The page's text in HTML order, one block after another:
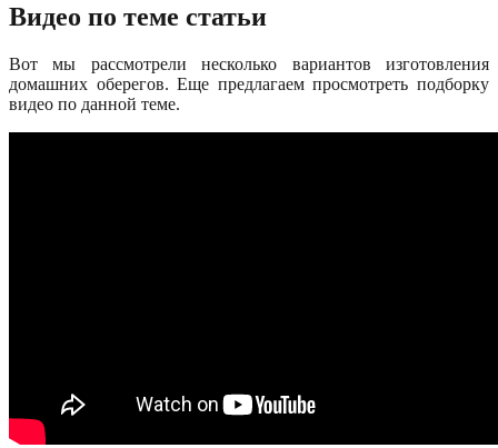
Видео по теме статьи
Вот мы рассмотрели несколько вариантов изготовления
домашних оберегов. Еще предлагаем просмотреть подборку
видео по данной теме.